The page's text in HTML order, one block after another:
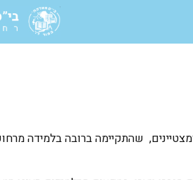
שהתקיימה ברובה בלמידה